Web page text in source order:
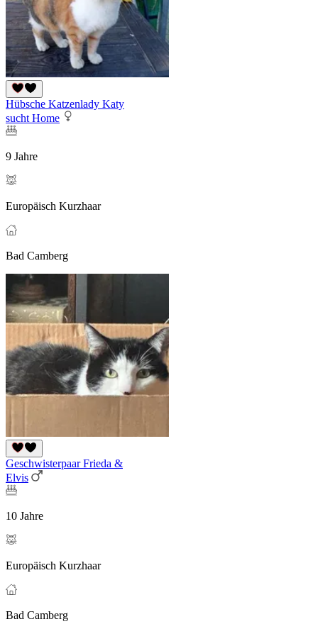
Hübsche Katzenlady Katy
sucht Home
9 Jahre
Europäisch Kurzhaar
Bad Camberg
Geschwisterpaar Frieda &
Elvis
10 Jahre
Europäisch Kurzhaar
Bad Camberg